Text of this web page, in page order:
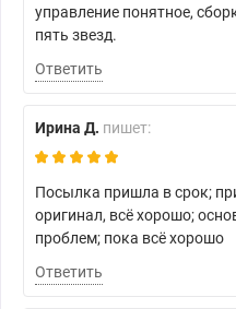
управление понятное,
пять звезд.
Ответить
Ирина Д. пишет:
Посылка пришла в срок;
оригинал, всё хорошо;
проблем; пока всё хорошо
Ответить